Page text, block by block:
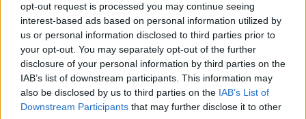
opt-out request is processed you may continue seeing
interest-based ads based on personal information utilized by
us or personal information disclosed to third parties prior to
your opt-out. You may separately opt-out of the further
disclosure of your personal information by third parties on the
IAB’s list of downstream participants. This information may
also be disclosed by us to third parties on the IAB’s List of
Downstream Participants that may further disclose it to other
Το σενάριο με τους… Big 4 των
Κλίπερς
27/JAN/17 01:22
Τα σενάρια γύρω από το μέλλον του
Καρμέλο Άντονι και την επιθυμία
των Νικς να τον παραχωρήσουν
συνεχίζονται και...